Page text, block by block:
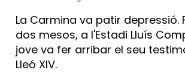
La Carmina va patir depressió.
dos mesos, a l'Estadi Lluís
jove va fer arribar el seu
Lleó XIV.